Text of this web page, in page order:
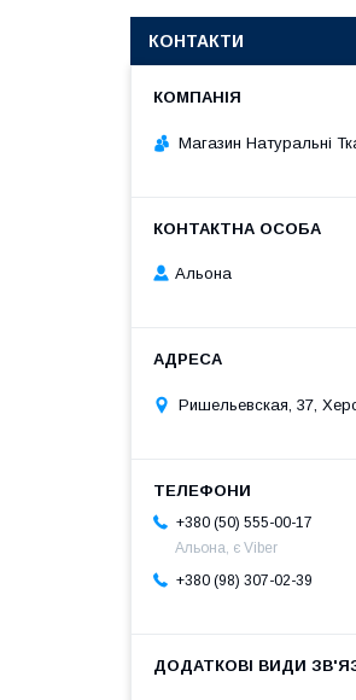
КОНТАКТИ
Магазин Натуральні
Альона
Ришельевская, 37,
+380 (50) 555-00-17
Альона, є Viber
+380 (98) 307-02-39